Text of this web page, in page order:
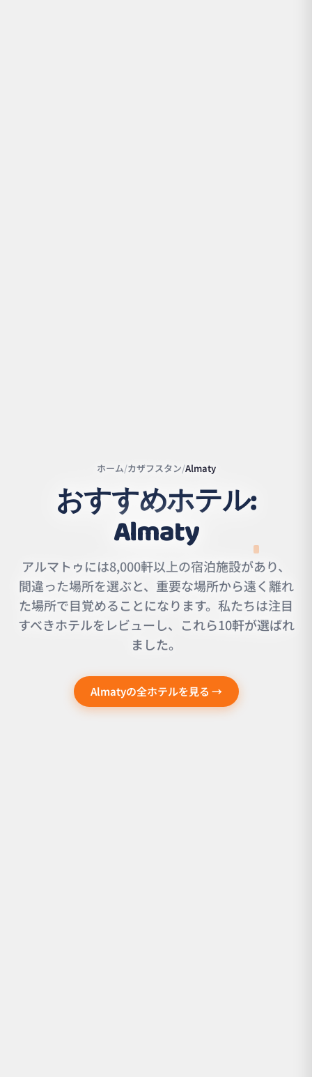
Leaflet
©
OpenStreetMap
ホーム/カザフスタン/Almaty
おすすめホテル:
Almaty
アルマトゥには8,000軒以上の宿泊施設があり、
間違った場所を選ぶと、重要な場所から遠く離れ
た場所で目覚めることになります。私たちは注目
すべきホテルをレビューし、これら10軒が選ばれ
ました。
Almatyの全ホテルを見る →